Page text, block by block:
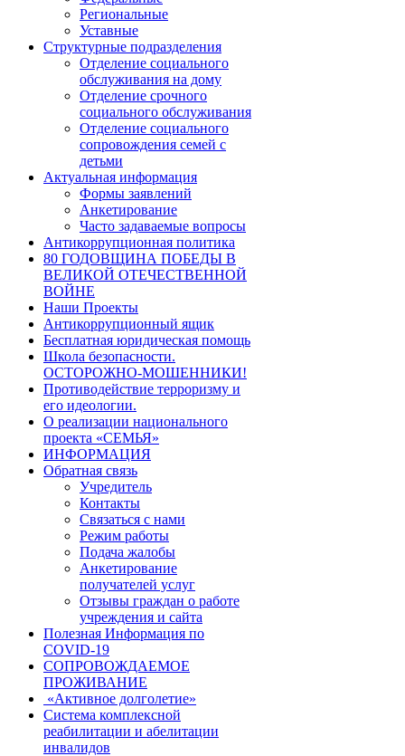
Региональные
Уставные
Структурные подразделения
Отделение социального
обслуживания на дому
Отделение срочного
социального обслуживания
Отделение социального
сопровождения семей с
детьми
Актуальная информация
Формы заявлений
Анкетирование
Часто задаваемые вопросы
Антикоррупционная политика
80 ГОДОВЩИНА ПОБЕДЫ В
ВЕЛИКОЙ ОТЕЧЕСТВЕННОЙ
ВОЙНЕ
Наши Проекты
Антикоррупционный ящик
Бесплатная юридическая помощь
Школа безопасности.
ОСТОРОЖНО-МОШЕННИКИ!
Противодействие терроризму и
его идеологии.
О реализации национального
проекта «СЕМЬЯ»
ИНФОРМАЦИЯ
Обратная связь
Учредитель
Контакты
Связаться с нами
Режим работы
Подача жалобы
Анкетирование
получателей услуг
Отзывы граждан о работе
учреждения и сайта
Полезная Информация по
COVID-19
СОПРОВОЖДАЕМОЕ
ПРОЖИВАНИЕ
«Активное долголетие»
Система комплексной
реабилитации и абелитации
инвалидов